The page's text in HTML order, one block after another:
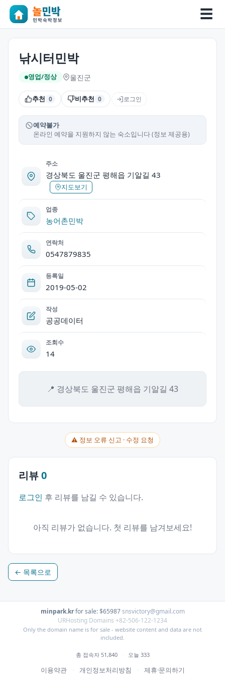
☰
낚시터민박
영업/정상 울진군
추천 0 비추천 0 로그인
예약불가
온라인 예약을 지원하지 않는 숙소입니다 (정보 제공용)
주소
경상북도 울진군 평해읍 기알길 43
지도보기
업종
농어촌민박
연락처
0547879835
등록일
2019-05-02
작성
공공데이터
조회수
14
📍 경상북도 울진군 평해읍 기알길 43
⚠ 정보 오류 신고 · 수정 요청
리뷰0
로그인 후 리뷰를 남길 수 있습니다.
아직 리뷰가 없습니다. 첫 리뷰를 남겨보세요!
← 목록으로
minpark.kr·for sale: $65987·snsvictory@gmail.com
URHosting Domains +82-506-122-1234
Only the domain name is for sale - website content and data are not
included.
총 접속자 51,840 · 오늘 333
이용약관 · 개인정보처리방침 · 제휴·문의하기